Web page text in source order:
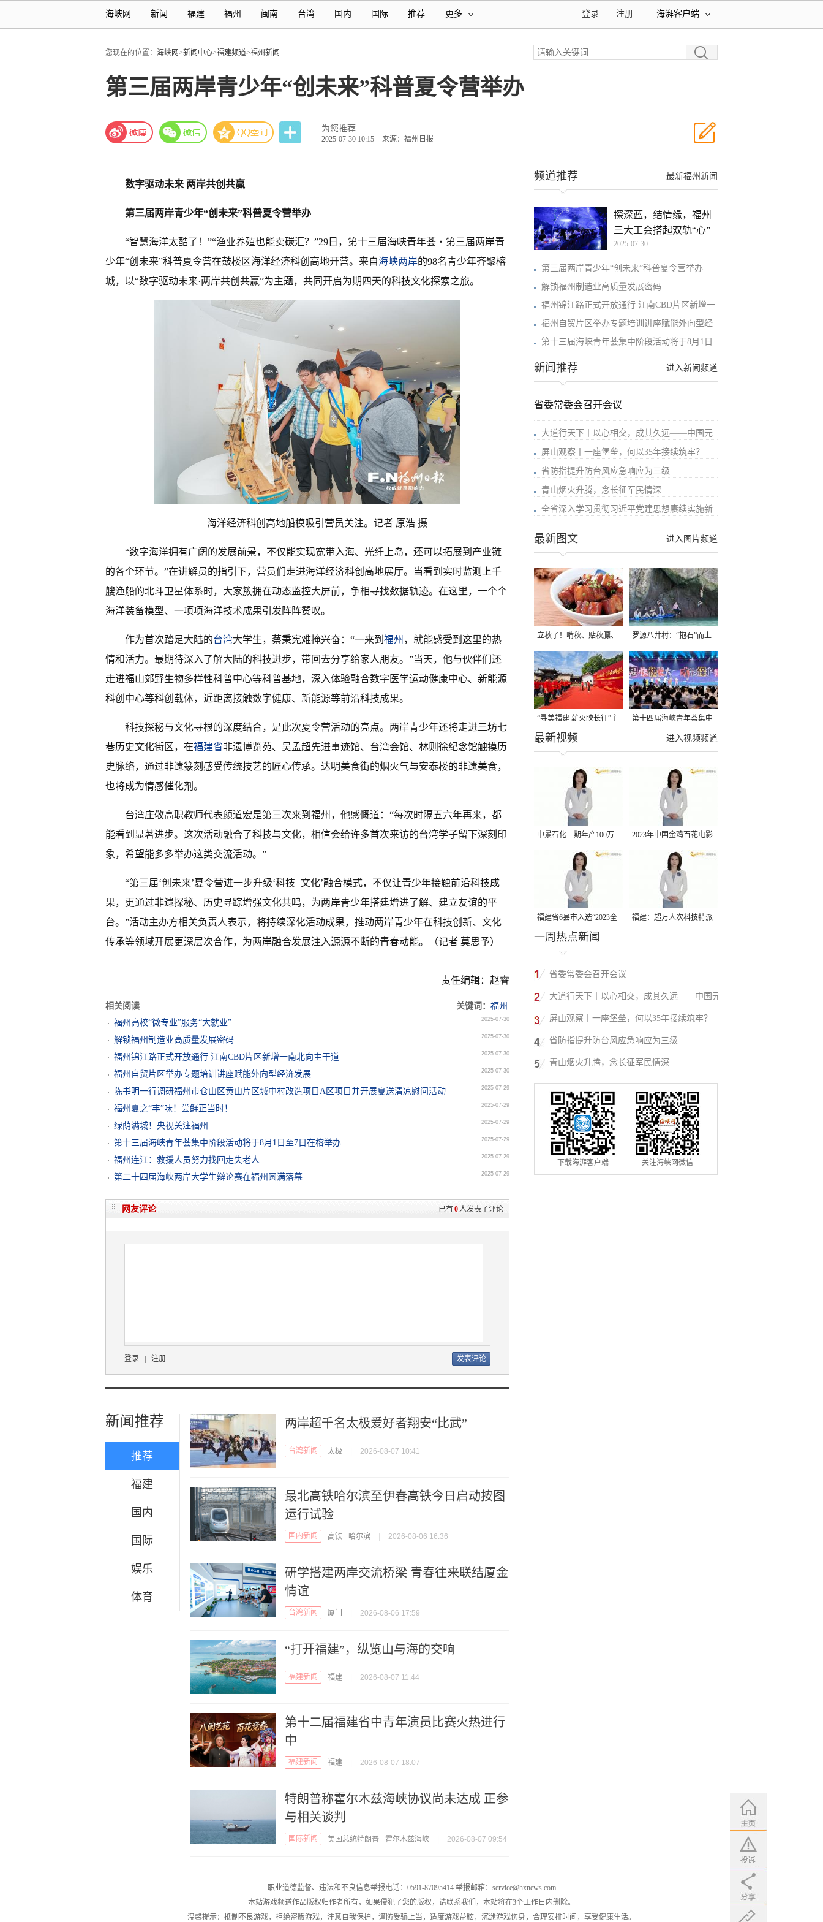
海峡网 新闻 福建 福州 闽南 台湾 国内 国际 推荐 更多 海湃客户端
注册
登录
您现在的位置： 海峡网>新闻中心>福建频道>福州新闻
第三届两岸青少年“创未来”科普夏令营举办
为您推荐
2025-07-30 10:15 来源：福州日报
数字驱动未来 两岸共创共赢
第三届两岸青少年“创未来”科普夏令营举办
“智慧海洋太酷了！”“渔业养殖也能卖碳汇？”29日，第十三届海峡青年荟・第三届两岸青
少年“创未来”科普夏令营在鼓楼区海洋经济科创高地开营。来自海峡两岸的98名青少年齐聚榕
城，以“数字驱动未来·两岸共创共赢”为主题，共同开启为期四天的科技文化探索之旅。
海洋经济科创高地船模吸引营员关注。记者 原浩 摄
“数字海洋拥有广阔的发展前景，不仅能实现宽带入海、光纤上岛，还可以拓展到产业链
的各个环节。”在讲解员的指引下，营员们走进海洋经济科创高地展厅。当看到实时监测上千
艘渔船的北斗卫星体系时，大家簇拥在动态监控大屏前，争相寻找数据轨迹。在这里，一个个
海洋装备模型、一项项海洋技术成果引发阵阵赞叹。
作为首次踏足大陆的台湾大学生，蔡秉宪难掩兴奋：“一来到 福州 ，就能感受到这里的热
情和活力。最期待深入了解大陆的科技进步，带回去分享给家人朋友。”当天，他与伙伴们还
走进福山郊野生物多样性科普中心等科普基地，深入体验融合数字医学运动健康中心、新能源
科创中心等科创载体，近距离接触数字健康、新能源等前沿科技成果。
科技探秘与文化寻根的深度结合，是此次夏令营活动的亮点。两岸青少年还将走进三坊七
巷历史文化街区，在福建省非遗博览苑、吴孟超先进事迹馆、台湾会馆、林则徐纪念馆触摸历
史脉络，通过非遗篆刻感受传统技艺的匠心传承。达明美食街的烟火气与安泰楼的非遗美食，
也将成为情感催化剂。
台湾庄敬高职教师代表颜道宏是第三次来到福州，他感慨道：“每次时隔五六年再来，都
能看到显著进步。这次活动融合了科技与文化，相信会给许多首次来访的台湾学子留下深刻印
象，希望能多多举办这类交流活动。”
“第三届‘创未来’夏令营进一步升级‘科技+文化’融合模式，不仅让青少年接触前沿科技成
果，更通过非遗探秘、历史寻踪增强文化共鸣，为两岸青少年搭建增进了解、建立友谊的平
台。”活动主办方相关负责人表示，将持续深化活动成果，推动两岸青少年在科技创新、文化
传承等领域开展更深层次合作，为两岸融合发展注入源源不断的青春动能。（记者 莫思予）
责任编辑：赵睿
相关阅读 关键词： 福州
福州高校“微专业”服务“大就业”
2025-07-30
解锁福州制造业高质量发展密码 2025-07-30
福州锦江路正式开放通行 江南CBD片区新增一南北向主干道 2025-07-30
福州自贸片区举办专题培训讲座赋能外向型经济发展 2025-07-30
陈书明一行调研福州市仓山区黄山片区城中村改造项目A区项目并开展夏送清凉慰问活动 2025-07-29
福州夏之“丰”味！尝鲜正当时！ 2025-07-29
绿荫满城！央视关注福州 2025-07-29
第十三届海峡青年荟集中阶段活动将于8月1日至7日在榕举办 2025-07-29
福州连江：救援人员努力找回走失老人 2025-07-29
第二十四届海峡两岸大学生辩论赛在福州圆满落幕 2025-07-29
已有0人发表了评论
网友评论
登录 注册
新闻推荐
推荐
福建
国内
国际
娱乐
体育
两岸超千名太极爱好者翔安“比武”
台湾新闻 太极 2026-08-07 10:41
最北高铁哈尔滨至伊春高铁今日启动按图
运行试验
国内新闻 高铁 哈尔滨 2026-08-06 16:36
研学搭建两岸交流桥梁 青春往来联结厦金
情谊
台湾新闻 厦门 2026-08-06 17:59
“打开福建”，纵览山与海的交响
福建新闻 福建 2026-08-07 11:44
第十二届福建省中青年演员比赛火热进行
中
福建新闻 福建 2026-08-07 18:07
特朗普称霍尔木兹海峡协议尚未达成 正参
与相关谈判
国际新闻 美国总统特朗普 霍尔木兹海峡 2026-08-07 09:54
最新福州新闻
频道推荐
探深蓝，结情缘，福州
三大工会搭起双轨“心”
2025-07-30
第三届两岸青少年“创未来”科普夏令营举办
解锁福州制造业高质量发展密码
福州锦江路正式开放通行 江南CBD片区新增一
福州自贸片区举办专题培训讲座赋能外向型经
第十三届海峡青年荟集中阶段活动将于8月1日
进入新闻频道
新闻推荐
省委常委会召开会议
大道行天下丨以心相交，成其久远——中国元
屏山观察丨一座堡垒，何以35年接续筑牢？
省防指提升防台风应急响应为三级
青山烟火升腾，念长征军民情深
全省深入学习贯彻习近平党建思想赓续实施新
进入图片频道
最新图文
立秋了！啃秋、贴秋膘、
晒秋，福建人这样过才够
味→
罗源八井村：“抱石”而上
“寻美福建 薪火映长征”主
题活动在龙岩长汀启动
第十四届海峡青年荟集中
阶段活动在福州举行
进入视频频道
最新视频
中景石化二期年产100万
吨丙烷脱氢项目建成中交
2023年中国金鸡百花电影
节有福电影巡展31日启动
福建省6县市入选“2023全
国县域发展潜力百强县”
福建：超万人次科技特派
一周热点新闻
省委常委会召开会议
大道行天下丨以心相交，成其久远——中国元
首外交的世界情怀与大国气派
屏山观察丨一座堡垒，何以35年接续筑牢？
省防指提升防台风应急响应为三级
青山烟火升腾，念长征军民情深
下载海湃客户端 关注海峡网微信
职业道德监督、违法和不良信息举报电话：0591-87095414 举报邮箱：service@hxnews.com
本站游戏频道作品版权归作者所有，如果侵犯了您的版权，请联系我们，本站将在3个工作日内删除。
温馨提示：抵制不良游戏，拒绝盗版游戏，注意自我保护，谨防受骗上当，适度游戏益脑，沉迷游戏伤身，合理安排时间，享受健康生活。